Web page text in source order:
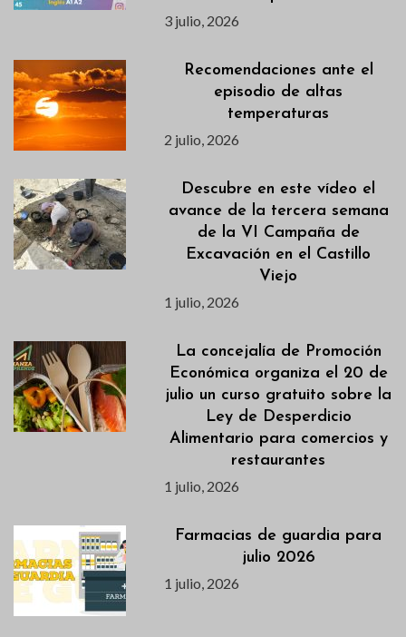
3 julio, 2026
Recomendaciones ante el
episodio de altas
temperaturas
2 julio, 2026
Descubre en este vídeo el
avance de la tercera semana
de la VI Campaña de
Excavación en el Castillo
Viejo
1 julio, 2026
La concejalía de Promoción
Económica organiza el 20 de
julio un curso gratuito sobre la
Ley de Desperdicio
Alimentario para comercios y
restaurantes
1 julio, 2026
Farmacias de guardia para
julio 2026
1 julio, 2026